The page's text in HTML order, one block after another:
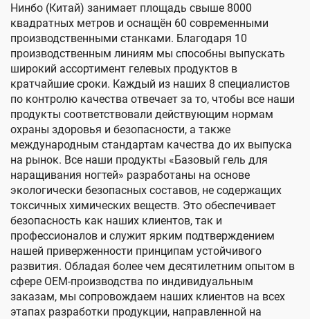
Нинбо (Китай) занимает площадь свыше 8000
квадратных метров и оснащён 60 современными
производственными станками. Благодаря 10
производственным линиям мы способны выпускать
широкий ассортимент гелевых продуктов в
кратчайшие сроки. Каждый из наших 8 специалистов
по контролю качества отвечает за то, чтобы все наши
продукты соответствовали действующим нормам
охраны здоровья и безопасности, а также
международным стандартам качества до их выпуска
на рынок. Все наши продукты «Базовый гель для
наращивания ногтей» разработаны на основе
экологически безопасных составов, не содержащих
токсичных химических веществ. Это обеспечивает
безопасность как наших клиентов, так и
профессионалов и служит ярким подтверждением
нашей приверженности принципам устойчивого
развития. Обладая более чем десятилетним опытом в
сфере OEM-производства по индивидуальным
заказам, мы сопровождаем наших клиентов на всех
этапах разработки продукции, направленной на